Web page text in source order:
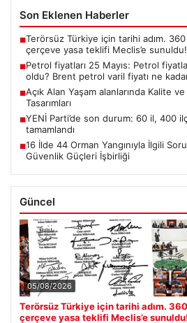
Son Eklenen Haberler
■Terörsüz Türkiye için tarihi adım.
çerçeve yasa teklifi Meclis’e sunuldu!
■Petrol fiyatları 25 Mayıs: Petrol
oldu? Brent petrol varil fiyatı ne
■Açık Alan Yaşam alanlarında Kalite
Tasarımları
■YENİ Parti’de son durum: 60 il, 400
tamamlandı
■16 İlde 44 Orman Yangınıyla İlgili
Güvenlik Güçleri İşbirliği
Güncel
05/08/2026
Terörsüz Türkiye için tarihi adım.
çerçeve yasa teklifi Meclis’e